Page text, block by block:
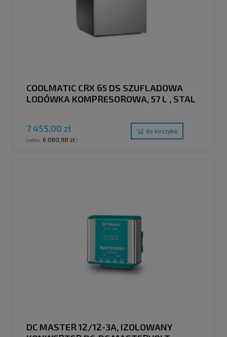
COOLMATIC CRX 65 DS SZUFLADOWA
LODÓWKA KOMPRESOROWA, 57 L , STAL
7 455,00 zł
(netto: 6 060,98 zł)
do koszyka
DC MASTER 12/12-3A, IZOLOWANY